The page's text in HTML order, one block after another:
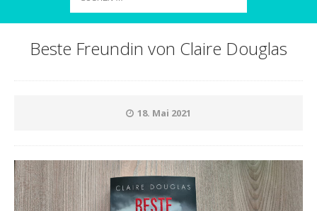
Beste Freundin von Claire Douglas
18. Mai 2021